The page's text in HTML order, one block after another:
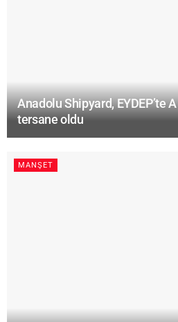
Anadolu Shipyard, EYDEP’te
tersane oldu
MANŞET